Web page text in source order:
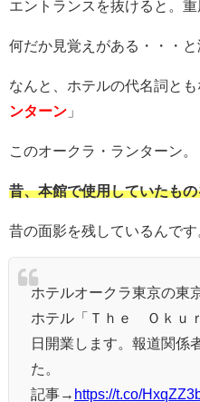
エントランスを抜けると。
何だか見覚えがある・・・と
なんと、ホテルの代名詞と
ンターン 」
このオークラ・ランターン。
昔、本館で使用していたも
昔の面影を残しているんです
ホテルオークラ東京の東
ホテル「Ｔｈｅ Ｏｋｕ
日開業します。報道関係
た。
記事→ https://t.co/